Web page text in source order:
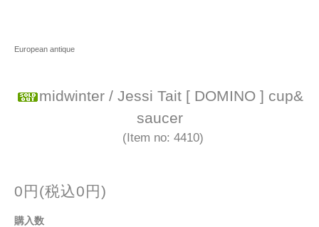
European antique
midwinter / Jessi Tait [ DOMINO ] cup&
saucer
(Item no: 4410)
0円(税込0円)
購入数